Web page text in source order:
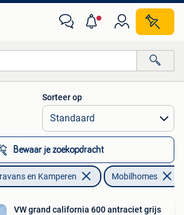
Alle afstanden…
Sorteer op
Bewaar je zoekopdracht
en Kamperen Mobilhomes
VW grand california 600 antraciet grijs